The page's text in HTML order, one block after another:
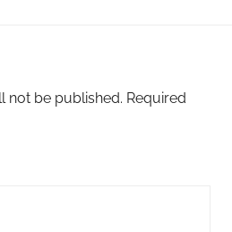
not be published. Required